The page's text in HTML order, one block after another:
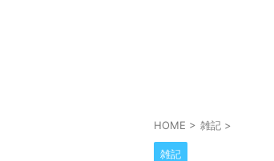
HOME > 雑記 >
雑記